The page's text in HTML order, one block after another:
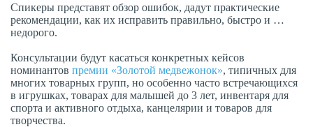
Спикеры представят обзор ошибок, дадут практические
рекомендации, как их исправить правильно, быстро и …
недорого.
Консультации будут касаться конкретных кейсов
номинантов премии «Золотой медвежонок», типичных для
многих товарных групп, но особенно часто встречающихся
в игрушках, товарах для малышей до 3 лет, инвентаря для
спорта и активного отдыха, канцелярии и товаров для
творчества.